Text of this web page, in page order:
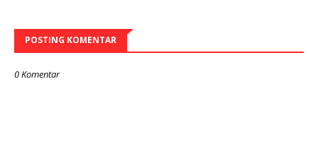
POSTING KOMENTAR
0 Komentar